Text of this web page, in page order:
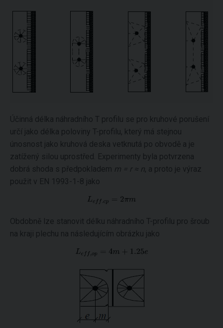
Účinná délka náhradního T profilu se pro kruhové porušení
určí jako délka poloviny T-profilu, který má stejnou
únosnost jako kruhová deska vetknutá po obvodě a je
zatížený silou uprostřed. Experimenty byla potvrzena
dobrá shoda s předpokladem m = r ≈ n, a proto je výraz
použit v EN 1993-1-8 jako
Obdobně lze stanovit délku náhradního T-profilu pro šroub
na kraji plechu na následujícím obrázku jako